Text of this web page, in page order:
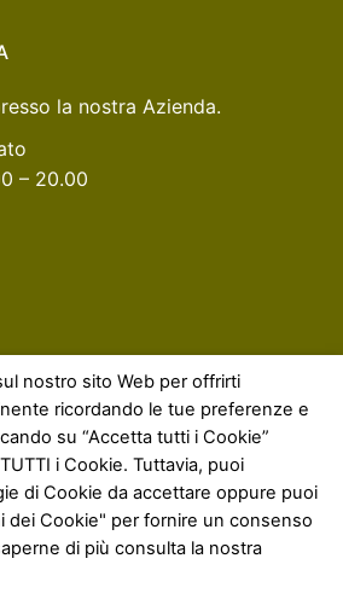
la nostra Azienda.
– 20.00
se avete qualche domanda.
25
nostro sito Web per offrirti
ricordando le tue preferenze e
su “Accetta tutti i Cookie”
i Cookie. Tuttavia, puoi
di Cookie da accettare oppure puoi
dei Cookie" per fornire un consenso
di più consulta la nostra